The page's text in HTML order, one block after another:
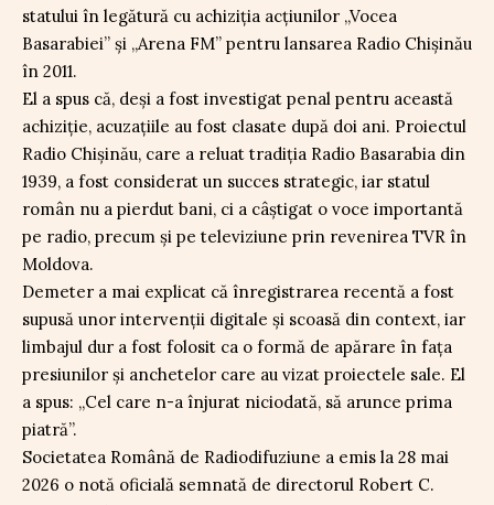
statului în legătură cu achiziția acțiunilor „Vocea
Basarabiei” și „Arena FM” pentru lansarea Radio Chișinău
în 2011.
El a spus că, deși a fost investigat penal pentru această
achiziție, acuzațiile au fost clasate după doi ani. Proiectul
Radio Chișinău, care a reluat tradiția Radio Basarabia din
1939, a fost considerat un succes strategic, iar statul
român nu a pierdut bani, ci a câștigat o voce importantă
pe radio, precum și pe televiziune prin revenirea TVR în
Moldova.
Demeter a mai explicat că înregistrarea recentă a fost
supusă unor intervenții digitale și scoasă din context, iar
limbajul dur a fost folosit ca o formă de apărare în fața
presiunilor și anchetelor care au vizat proiectele sale. El
a spus: „Cel care n-a înjurat niciodată, să arunce prima
piatră”.
Societatea Română de Radiodifuziune a emis la 28 mai
2026 o notă oficială semnată de directorul Robert C.